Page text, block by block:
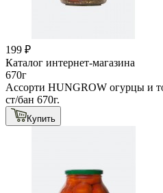
199 ₽
Каталог интернет-магазина
670г
Ассорти HUNGROW огурцы и
ст/бан 670г.
Купить